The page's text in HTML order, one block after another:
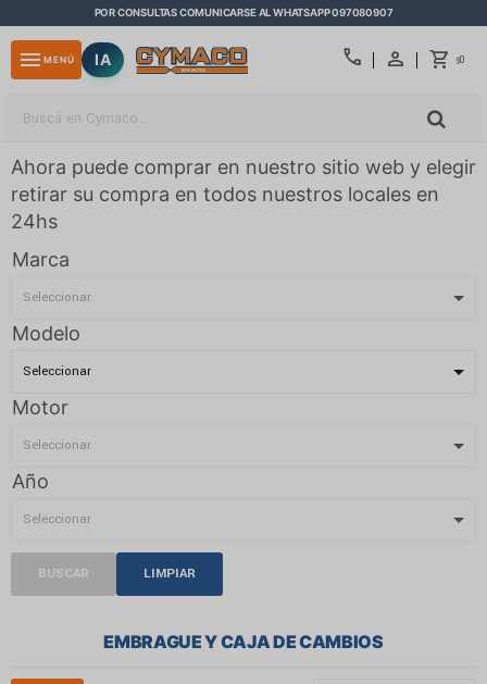
POR CONSULTAS COMUNICARSE AL WHATSAPP 097080907
call $0
menu MENÚ IA
Ahora puede comprar en nuestro sitio web y elegir
retirar su compra en todos nuestros locales en
24hs
Marca
Modelo
Motor
Año
BUSCAR LIMPIAR
EMBRAGUE Y CAJA DE CAMBIOS
close